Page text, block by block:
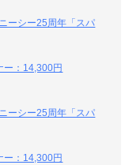
ーシー25周年「スパ
：14,300円
ーシー25周年「スパ
：14,300円